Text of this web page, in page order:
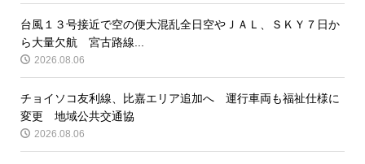
台風１３号接近で空の便大混乱全日空やＪＡＬ、ＳＫＹ７日か
ら大量欠航 宮古路線...
2026.08.06
チョイソコ友利線、比嘉エリア追加へ 運行車両も福祉仕様に
変更 地域公共交通協
2026.08.06